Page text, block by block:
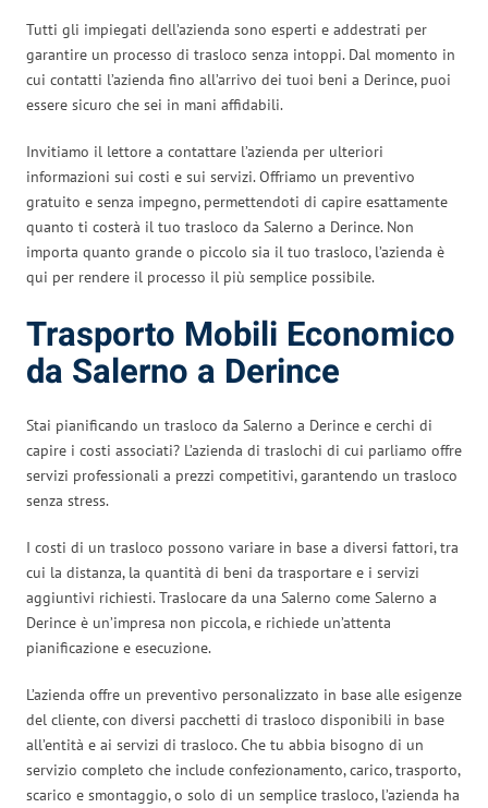
Tutti gli impiegati dell’azienda sono esperti e addestrati per
garantire un processo di trasloco senza intoppi. Dal momento in
cui contatti l’azienda fino all’arrivo dei tuoi beni a Derince, puoi
essere sicuro che sei in mani affidabili.
Invitiamo il lettore a contattare l’azienda per ulteriori
informazioni sui costi e sui servizi. Offriamo un preventivo
gratuito e senza impegno, permettendoti di capire esattamente
quanto ti costerà il tuo trasloco da Salerno a Derince. Non
importa quanto grande o piccolo sia il tuo trasloco, l’azienda è
qui per rendere il processo il più semplice possibile.
Trasporto Mobili Economico
da Salerno a Derince
Stai pianificando un trasloco da Salerno a Derince e cerchi di
capire i costi associati? L’azienda di traslochi di cui parliamo offre
servizi professionali a prezzi competitivi, garantendo un trasloco
senza stress.
I costi di un trasloco possono variare in base a diversi fattori, tra
cui la distanza, la quantità di beni da trasportare e i servizi
aggiuntivi richiesti. Traslocare da una Salerno come Salerno a
Derince è un’impresa non piccola, e richiede un’attenta
pianificazione e esecuzione.
L’azienda offre un preventivo personalizzato in base alle esigenze
del cliente, con diversi pacchetti di trasloco disponibili in base
all’entità e ai servizi di trasloco. Che tu abbia bisogno di un
servizio completo che include confezionamento, carico, trasporto,
scarico e smontaggio, o solo di un semplice trasloco, l’azienda ha